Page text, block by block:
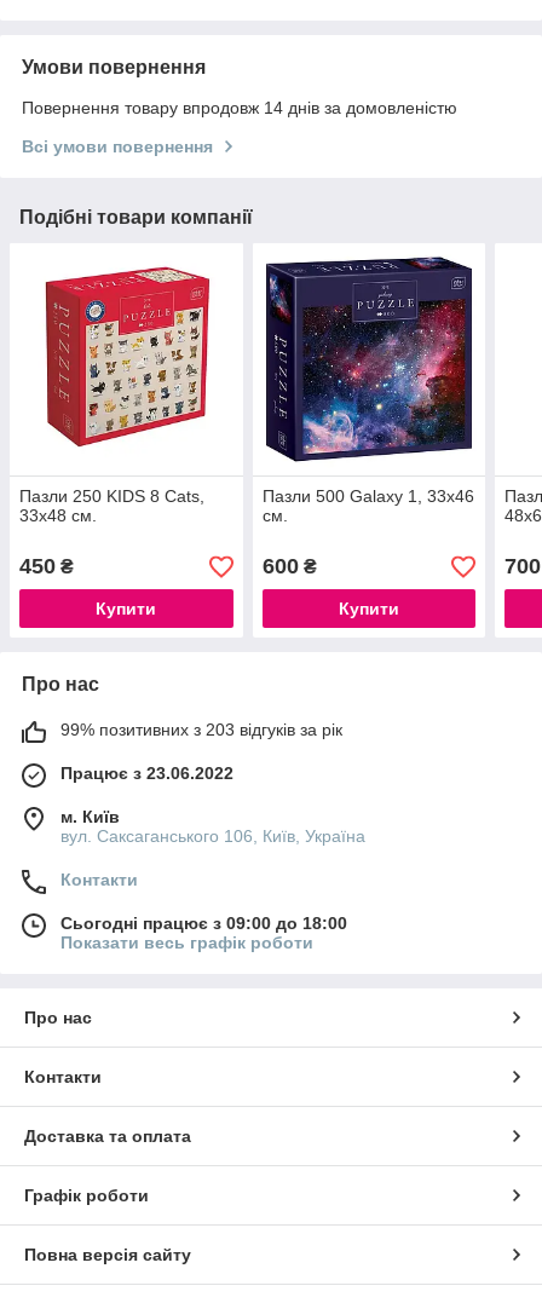
Умови повернення
Повернення товару впродовж 14 днів за домовленістю
Всі умови повернення
Подібні товари компанії
Пазли 250 KIDS 8 Cats,
33х48 см.
450 ₴
Купити
Пазли 500 Galaxy 1, 33х46
см.
600₴
Купити
700
Про нас
99% позитивних з 203 відгуків за рік
Працює з 23.06.2022
м. Київ
вул. Саксаганського 106, Київ, Україна
Контакти
Сьогодні працює з 09:00 до 18:00
Показати весь графік роботи
Про нас
Контакти
Доставка та оплата
Графік роботи
Повна версія сайту